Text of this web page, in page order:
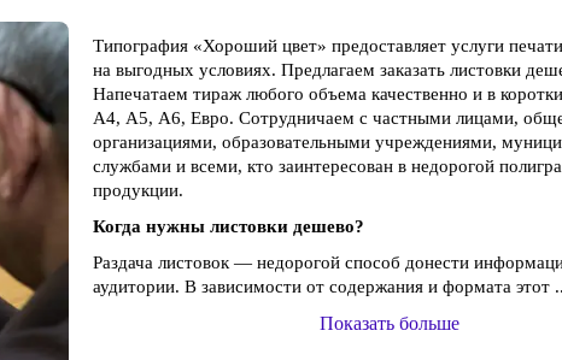
Типография «Хороший цвет» предоставляет услуги
на выгодных условиях. Предлагаем заказать листовки
Напечатаем тираж любого объема качественно и в
А4, А5, А6, Евро. Сотрудничаем с частными лицами,
организациями, образовательными учреждениями,
службами и всеми, кто заинтересован в недорогой
продукции.
Когда нужны листовки дешево?
Раздача листовок — недорогой способ донести
аудитории. В зависимости от содержания и формата этот
Показать больше